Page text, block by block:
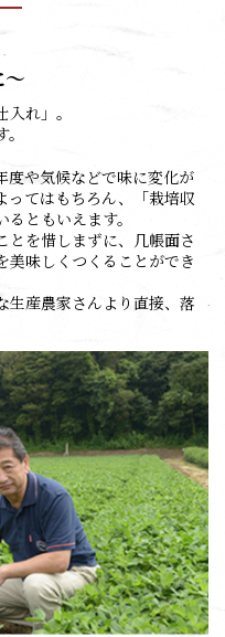
れ」。
度や気候などで味に変化が
ってはもちろん、「栽培収
ともいえます。
とを惜しまずに、几帳面さ
美味しくつくることができ
生産農家さんより直接、落